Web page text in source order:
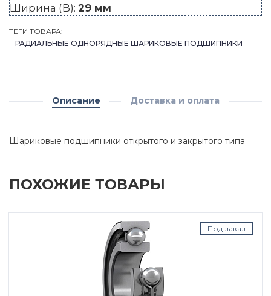
Ширина (B): 29 мм
ТЕГИ ТОВАРА:
РАДИАЛЬНЫЕ ОДНОРЯДНЫЕ ШАРИКОВЫЕ ПОДШИПНИКИ
Описание Доставка и оплата
Шариковые подшипники открытого и закрытого типа
ПОХОЖИЕ ТОВАРЫ
Под заказ